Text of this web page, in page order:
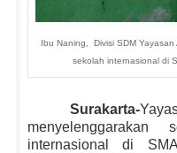
Ibu Naning, Divisi SDM
sekolah internasional di
Surakarta-
menyelenggarakan
internasional di